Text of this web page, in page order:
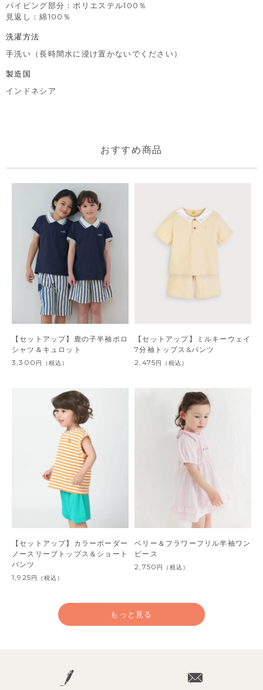
パイピング部分：ポリエステル100％
見返し：綿100％
洗濯方法
手洗い（長時間水に浸け置かないでください）
製造国
インドネシア
おすすめ商品
【セットアップ】鹿の子半袖ポロ
シャツ＆キュロット
3,300 円 （税込）
【セットアップ】ミルキーウェイ
7分袖トップス&パンツ
2,475円 （税込）
【セットアップ】カラーボーダー
ノースリーブトップス＆ショート
パンツ
1,925円 （税込）
ベリー＆フラワーフリル半袖ワン
ピース
2,750 円 （税込）
もっと見る